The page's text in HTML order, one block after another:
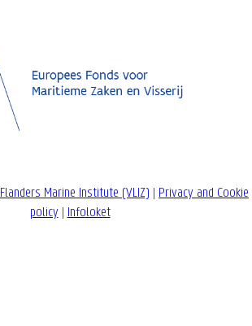
Flanders Marine Institute (VLIZ) | Privacy and Cookie
policy | Infoloket